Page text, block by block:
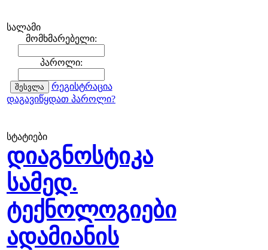
სალამი
მომხმარებელი:
პაროლი:
რეგისტრაცია
დაგავიწყდათ პაროლი?
სტატიები
დიაგნოსტიკა
სამედ.
ტექნოლოგიები
ადამიანის